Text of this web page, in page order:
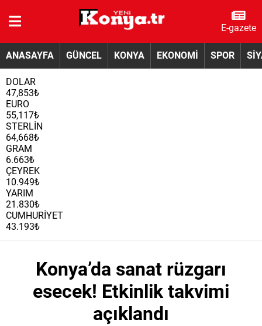
E-gazete
ANASAYFA GÜNCEL KONYA EKONOMİ SPOR
DOLAR
47,853₺
EURO
55,117₺
STERLİN
64,668₺
GRAM
6.663₺
ÇEYREK
10.949₺
YARIM
21.830₺
CUMHURİYET
43.193₺
Konya’da sanat rüzgarı
esecek! Etkinlik takvimi
açıklandı